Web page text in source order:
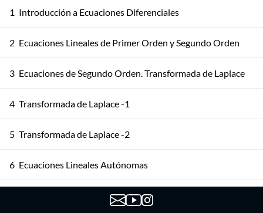
1 Introducción a Ecuaciones Diferenciales
2 Ecuaciones Lineales de Primer Orden y Segundo Orden
3 Ecuaciones de Segundo Orden. Transformada de Laplace
4 Transformada de Laplace -1
5 Transformada de Laplace -2
6 Ecuaciones Lineales Autónomas
Ecuaciones Lineales Autónomas (Valores Propios